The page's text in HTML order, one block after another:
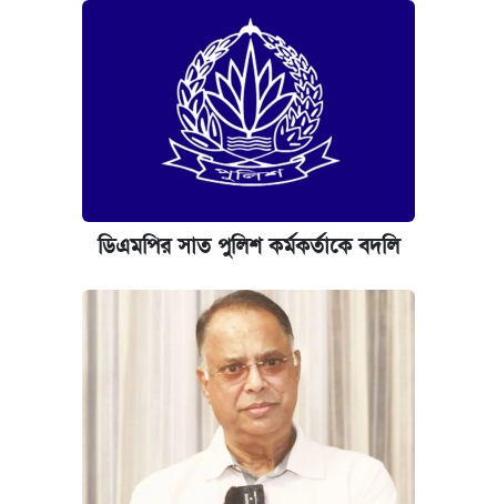
ডিএমপির সাত পুলিশ কর্মকর্তাকে বদলি